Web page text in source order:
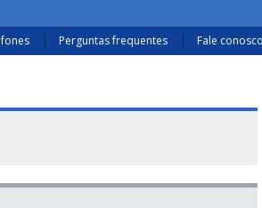
Perguntas frequentes Fale conosco